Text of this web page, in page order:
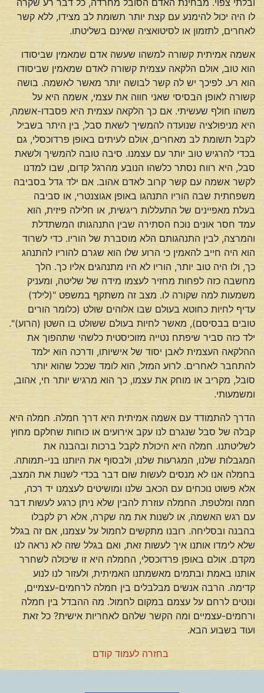
לו היה יכול להימנע עם קצת יותר תשומת לב מצידו, ללא קשר
לאחרים, לתזמון או לסיטואציה שאינם בשליטתו.
אשמה אמיתית קשורה למשהו שעשה אדם שמאמין שביסודו
הוא טוב, אולם הלקאה עצמית קשורה לאדם שמאמין שביסודו
הוא רע. לפיכך יש לה קשר לבושה יותר מאשר לאשמה. בושה
קשורה לאופן הבסיסי שאני חווה את עצמי, אשמה היא על
משהו חולף שעשיתי. אם כך הלקאה עצמית היא פסבדו-אשמה,
היא מניפולציה שנועדה להמשיך לשאת סבל, בין היתר בשביל
לקבל תשומת לב מאחרים, אולם לעיתים באופן פרדוכסלי, גם
בכדי להרגיש טוב יותר עם עצמנו. סיבה טובה להמשיך ולשאת
סבל, היא רווח נסתר כלשהו הנובע מהרגל קדום, שבו למדנו
לקשר אשמה עם קשר קרוב לאדם אהוב. אם ילד גדל בסביבה
משפחתית שבה הוריו התנהגו באופן אגוצנטרי, או סביבה
בעלת מאפיינים של התעללות ריגשית, או חלילה פיזית, הוא
עמד חסר אונים נוכח הסתירה שבין התנהגותו המשתדלת
והמרצה, לבין התנהגותם הלא מוסברת של הוריו. כדי לשרוד
הוא היה חייב להאמין כי הרוע שלו הוא שגרם להוריו להתנהג
כך, ולו היה טוב יותר, הוריו לא היו מתנהגים אליו כך. הלך
מחשבה כזה לפחות מחזיר לעצמו מידה של שליטה, ומעניק
משמעות למה שקורה לו. מצב זה משתקף במשפט "(לילד)
עדיף לחיות כחוטא בעולם שבו אלוהים שולט (כלומר הורים
טובים בבסיסם), מאשר לחיות בעולם ששולט בו השטן (הרוע)".
ילד כזה סביר שיפתח נטייה מזוכיסטית כלשהי שתהפוך את
ההלקאה העצמית לאבן יסוד של אישיותו, ודרכה הוא ילמד
להתחבר לאחרים. לרוע המזל, הוא לומד שככל שהוא יותר
סובל, מקריב או מוחק את עצמו, כך הוא מרגיש יותר חי, אהוב,
ומשמעותי.
הדרך להתמודד עם אשמה אמיתית היא דרך חמלה. חמלה היא
קבלה של סבל שנגרם לנו עקב אירועים או כוחות שחלקם מחוץ
לשליטתנו. חמלה היא היכולת לקבל ברכות ובהבנה את
המגבלות שלנו, המגרעות שלנו, ולבסוף את היותנו בני-תמותה.
בחמלה אנו לא מנסים לעשות שום דבר בכדי לשנות את המצב,
אלא פשוט נוכחים עם הכאב שלנו ומושיטים לעצמנו יד רכה,
חמה ומלטפת. החמלה עוזרת להבין שלא ניתן כרגע לעשות דבר
עם רגש האשמה, או לשנות את מה שקרה, אלא רק לקבלו
בהבנה ובסליחה. רובנו מתקשים לחמול על עצמנו, אם זה בגלל
שלא לימדו אותנו איך לעשות זאת, ואם בגלל שזה לא נראה לנו
מקדם. אולם באופן פרדוכסלי, החמלה היא זו שיכולה לשחרר
אותנו באמת ובתמים מאשמתנו האמיתית, ולעזור לנו לנוע
קדימה. הרבה אנשים מבלבלים בין חמלה לרחמים-עצמיים,
ונוטים לרחם על עצמם במקום לחמול. מה ההבדל בין חמלה
ורחמים-עצמיים ומה הקשר שלהם לאחריות אישית? כל זאת
ועוד בשבוע הבא.
בחזרה לעמוד קודם